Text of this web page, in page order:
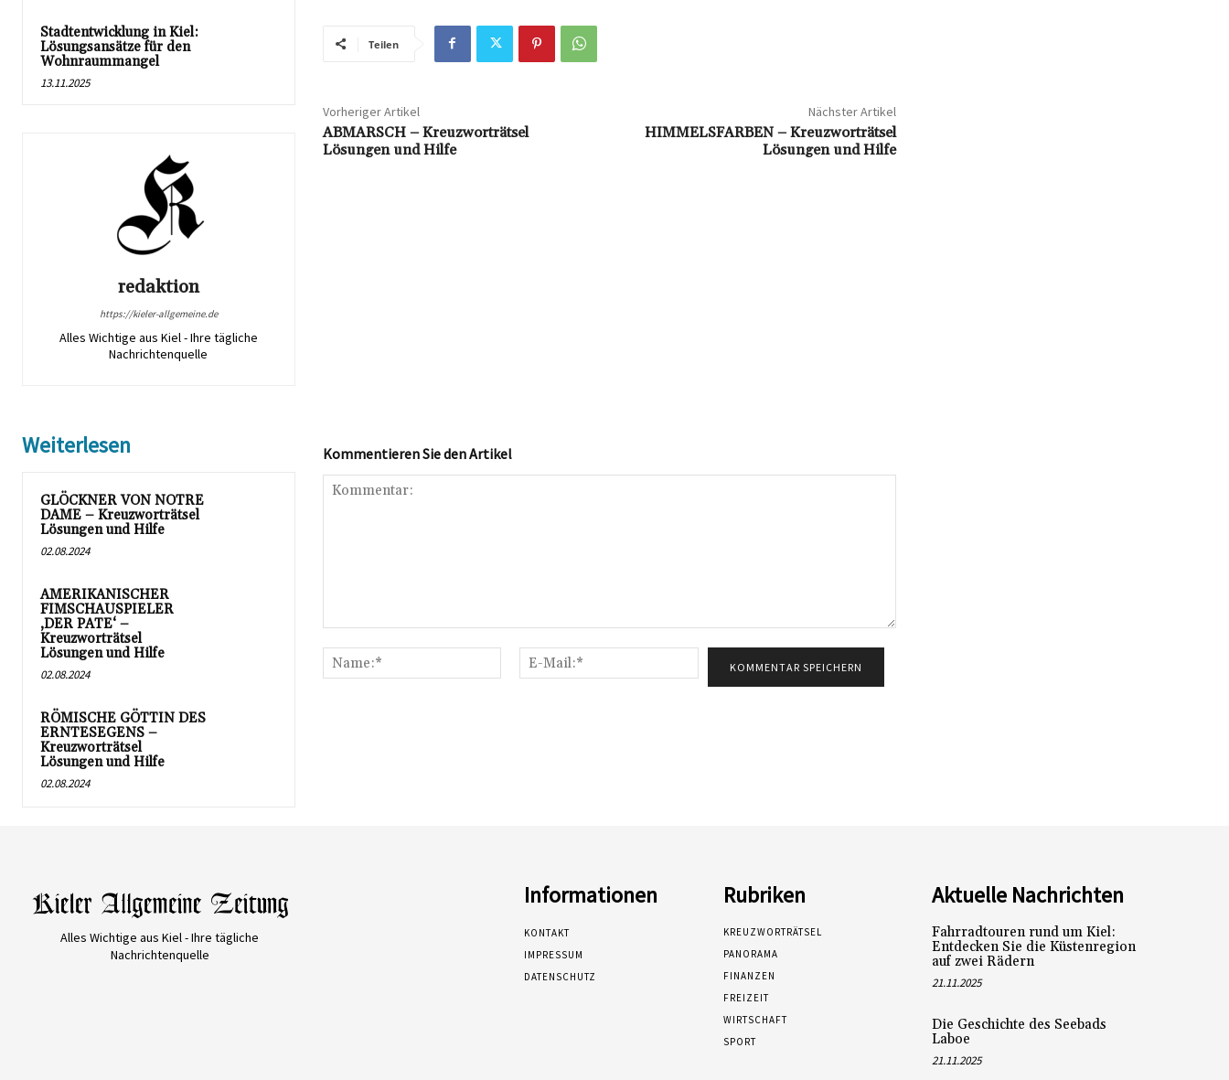
Stadtentwicklung in Kiel:
Lösungsansätze für den
Wohnraummangel
13.11.2025
redaktion
https://kieler-allgemeine.de
Alles Wichtige aus Kiel - Ihre tägliche
Nachrichtenquelle
Teilen
Vorheriger Artikel
ABMARSCH – Kreuzworträtsel
Lösungen und Hilfe
Nächster Artikel
HIMMELSFARBEN – Kreuzworträtsel
Lösungen und Hilfe
Weiterlesen
GLÖCKNER VON NOTRE
DAME – Kreuzworträtsel
Lösungen und Hilfe
02.08.2024
AMERIKANISCHER
FIMSCHAUSPIELER
‚DER PATE‘ –
Kreuzworträtsel
Lösungen und Hilfe
02.08.2024
RÖMISCHE GÖTTIN DES
ERNTESEGENS –
Kreuzworträtsel
Lösungen und Hilfe
02.08.2024
Kommentieren Sie den Artikel
Name:*
Mail:*
Alles Wichtige aus Kiel - Ihre tägliche
Nachrichtenquelle
Informationen
KONTAKT
IMPRESSUM
DATENSCHUTZ
Rubriken
KREUZWORTRÄTSEL
PANORAMA
FINANZEN
FREIZEIT
WIRTSCHAFT
SPORT
Aktuelle Nachrichten
Fahrradtouren rund um Kiel:
Entdecken Sie die Küstenregion
auf zwei Rädern
21.11.2025
Die Geschichte des Seebads
Laboe
21.11.2025